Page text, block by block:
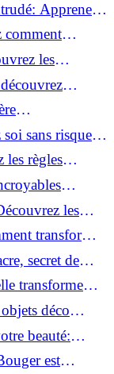
Apprenez
comment
les
sans risque
sûrs!
les règles
les
transformer
secret de
transforme
déco
beauté:
est